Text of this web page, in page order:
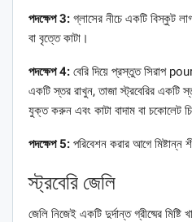
পদক্ষেপ 3: গ্লাসের নীচে একটি বিস্কুট
বা বৃত্তে কাটা।
পদক্ষেপ 4: বেরি দিয়ে প্রস্তুত সিরাপ
একটি স্তর রাখুন, তাজা স্ট্রবেরির
যুক্ত করুন এবং কাটা বাদাম বা চকোলেট
পদক্ষেপ 5: পরিবেশন করার আগে
স্ট্রবেরি জেলি
জেলি নিজেই একটি দুর্দান্ত গ্রীষ্মের মিষ্টি